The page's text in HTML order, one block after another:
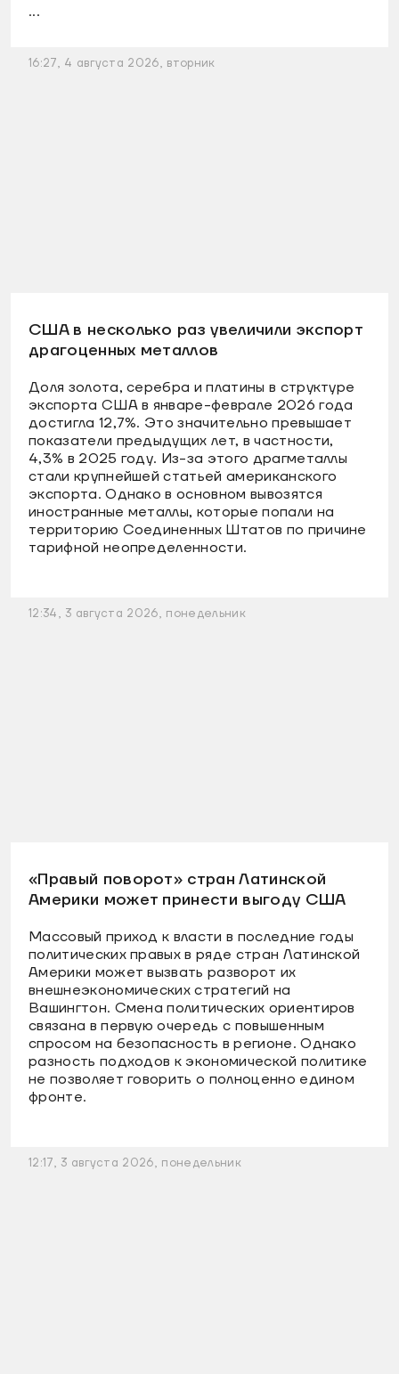
...
16:27, 4 августа 2026, вторник
США в несколько раз увеличили экспорт
драгоценных металлов
Доля золота, серебра и платины в структуре
экспорта США в январе-феврале 2026 года
достигла 12,7%. Это значительно превышает
показатели предыдущих лет, в частности,
4,3% в 2025 году. Из-за этого драгметаллы
стали крупнейшей статьей американского
экспорта. Однако в основном вывозятся
иностранные металлы, которые попали на
территорию Соединенных Штатов по причине
тарифной неопределенности.
12:34, 3 августа 2026, понедельник
«Правый поворот» стран Латинской
Америки может принести выгоду США
Массовый приход к власти в последние годы
политических правых в ряде стран Латинской
Америки может вызвать разворот их
внешнеэкономических стратегий на
Вашингтон. Смена политических ориентиров
связана в первую очередь с повышенным
спросом на безопасность в регионе. Однако
разность подходов к экономической политике
не позволяет говорить о полноценно едином
фронте.
12:17, 3 августа 2026, понедельник